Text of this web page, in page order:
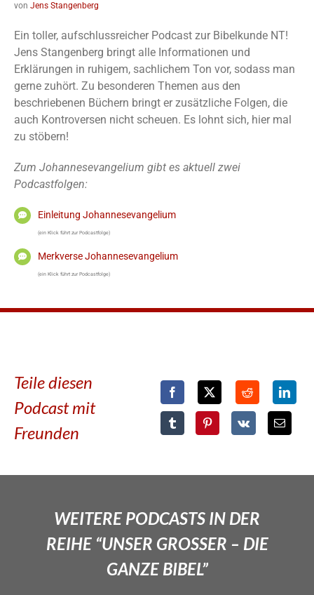
von Jens Stangenberg
Ein toller, aufschlussreicher Podcast zur Bibelkunde NT!
Jens Stangenberg bringt alle Informationen und
Erklärungen in ruhigem, sachlichem Ton vor, sodass man
gerne zuhört. Zu besonderen Themen aus den
beschriebenen Büchern bringt er zusätzliche Folgen, die
auch Kontroversen nicht scheuen. Es lohnt sich, hier mal
zu stöbern!
Zum Johannesevangelium gibt es aktuell zwei
Podcastfolgen:
Einleitung Johannesevangelium
(ein Klick führt zur Podcastfolge)
Merkverse Johannesevangelium
(ein Klick führt zur Podcastfolge)
Teile diesen
Podcast mit
Freunden
WEITERE PODCASTS IN DER
REIHE “UNSER GROSSER – DIE
GANZE BIBEL”